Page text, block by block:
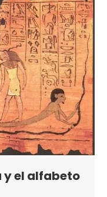
y el alfabeto